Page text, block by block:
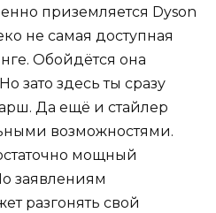
приземляется Dyson
не самая доступная
Обойдётся она
зато здесь ты сразу
Да ещё и стайлер
возможностями.
мощный
заявлениям
разгонять свой